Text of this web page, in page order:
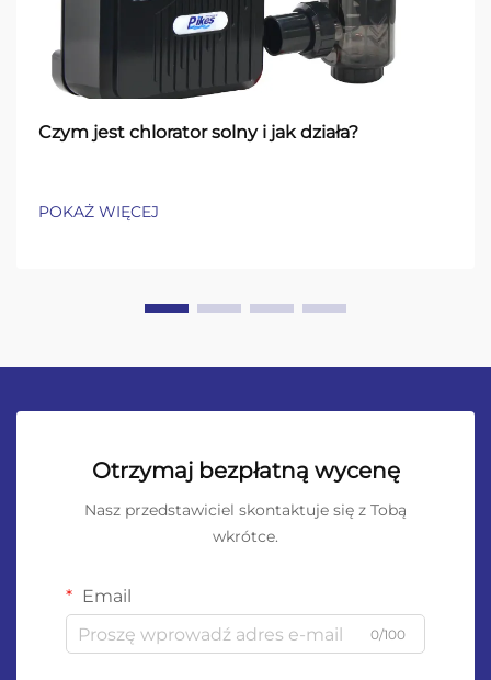
Czym jest chlorator solny i jak działa?
POKAŻ WIĘCEJ
Otrzymaj bezpłatną wycenę
Nasz przedstawiciel skontaktuje się z Tobą
wkrótce.
Email
0/100